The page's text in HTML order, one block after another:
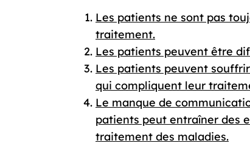
Les patients ne sont pas
traitement.
Les patients peuvent être
Les patients peuvent
qui compliquent leur
Le manque de
patients peut entraîner des
traitement des maladies.